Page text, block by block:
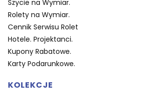
Szycie na Wymiar.
Rolety na Wymiar.
Cennik Serwisu Rolet
Hotele. Projektanci.
Kupony Rabatowe.
Karty Podarunkowe.
KOLEKCJE